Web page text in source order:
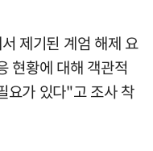
제기된 계엄 해제 요
현황에 대해 객관적
요가 있다"고 조사 착